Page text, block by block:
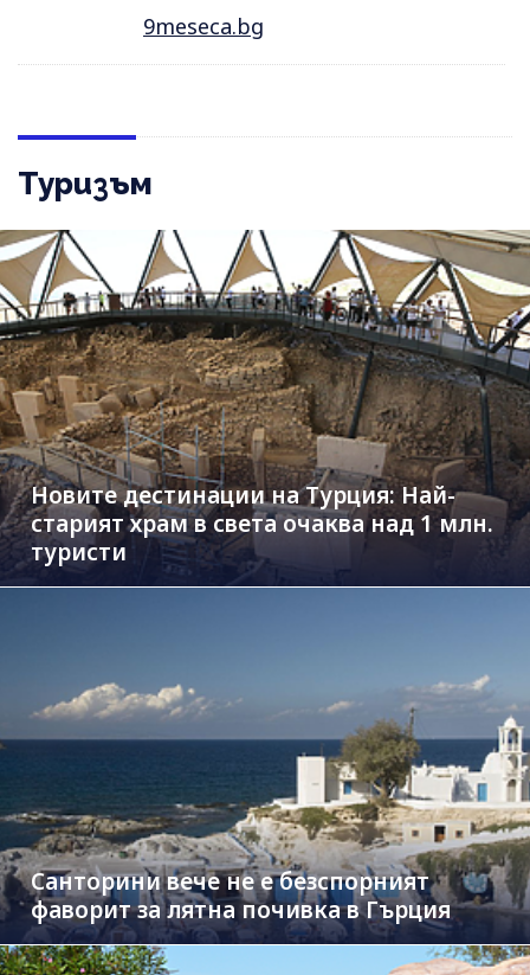
9meseca.bg
Туризъм
Новите дестинации на Турция: Най-
старият храм в света очаква над 1 млн.
туристи
Санторини вече не е безспорният
фаворит за лятна почивка в Гърция